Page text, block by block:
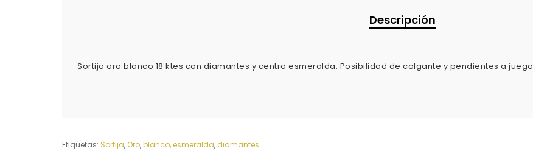
Descripción
Sortija oro blanco 18 ktes con diamantes y centro esmeralda. Posibilidad de colgante y pendientes a juego
Etiquetas: Sortija, Oro,blanco,esmeralda, diamantes.